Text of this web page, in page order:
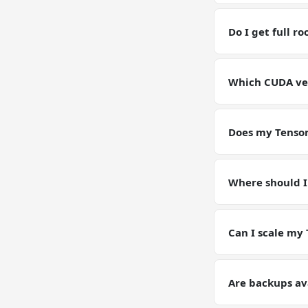
RAM / storage
Do I get full
environment for
Which CUDA
pin or upgrade
Does my
Models, configs,
Where should
(weights,
Can I scale my
tier on request.
Are backups